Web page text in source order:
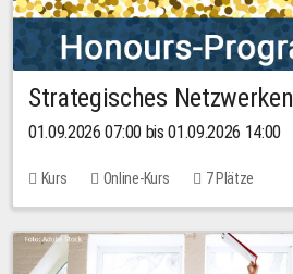
Strategisches Netzwerken
01.09.2026 07:00 bis 01.09.2026 14:00
Kurs Online-Kurs 7 Plätze